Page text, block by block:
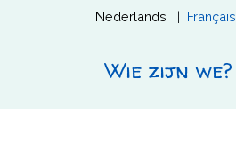
Nederlands Français
Main
navigation
Wie zijn we?